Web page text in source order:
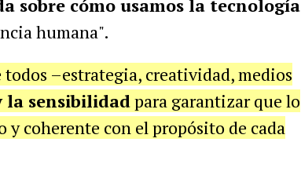
sobre cómo usamos la tecnología
humana".
–estrategia, creatividad, medios
la sensibilidadpara garantizar que lo
y coherente con el propósito de cada